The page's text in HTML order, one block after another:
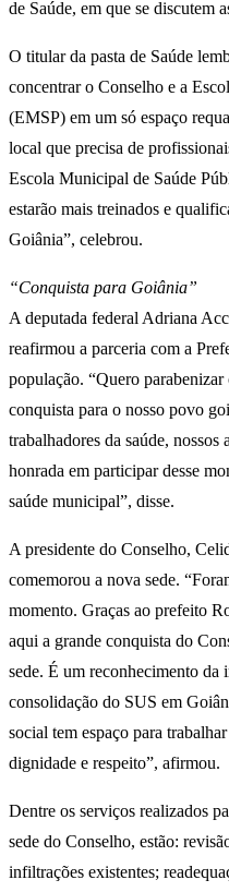
de Saúde, em que se discutem
O titular da pasta de Saúde
concentrar o Conselho e a
(EMSP) em um só espaço
local que precisa de
Escola Municipal de Saúde
estarão mais treinados e
Goiânia”, celebrou.
“Conquista para Goiânia”
A deputada federal Adriana
reafirmou a parceria com a
população. “Quero
conquista para o nosso povo
trabalhadores da saúde,
honrada em participar desse
saúde municipal”, disse.
A presidente do Conselho,
comemorou a nova sede.
momento. Graças ao prefeito
aqui a grande conquista do
sede. É um reconhecimento da
consolidação do SUS em
social tem espaço para
dignidade e respeito”, afirmou.
Dentre os serviços realizados
sede do Conselho, estão:
infiltrações existentes;